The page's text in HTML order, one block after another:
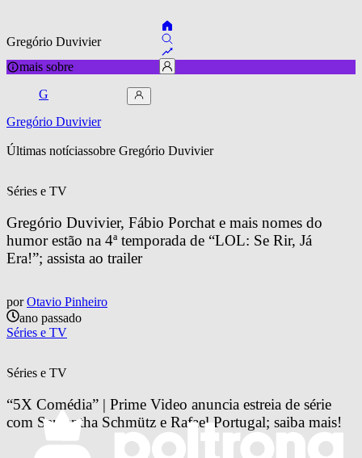
Gregório Duvivier
mais sobre
G
Gregório Duvivier
Últimas notíciassobre Gregório Duvivier
Séries e TV
Gregório Duvivier, Fábio Porchat e mais nomes do
humor estão na 4ª temporada de “LOL: Se Rir, Já
Era!”; assista ao trailer
por Otavio Pinheiro
ano passado
Séries e TV
Séries e TV
“5X Comédia” | Prime Video anuncia estreia de série
com Samantha Schmütz e Rafael Portugal; saiba mais!